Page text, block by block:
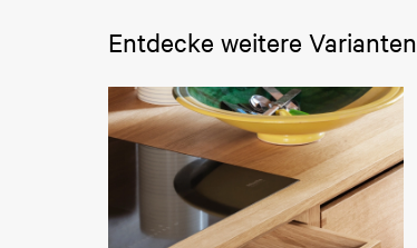
Entdecke weitere Varianten